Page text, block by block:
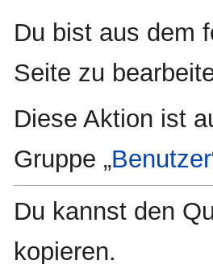
Navigation
Suche
Du bist aus dem
Seite zu
Diese Aktion ist
Gruppe „Benutzer
Du kannst den
kopieren.